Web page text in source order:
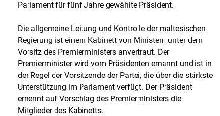
Parlament für fünf Jahre gewählte Präsident.
Die allgemeine Leitung und Kontrolle der maltesischen
Regierung ist einem Kabinett von Ministern unter dem
Vorsitz des Premierministers anvertraut. Der
Premierminister wird vom Präsidenten ernannt und ist in
der Regel der Vorsitzende der Partei, die über die stärkste
Unterstützung im Parlament verfügt. Der Präsident
ernennt auf Vorschlag des Premierministers die
Mitglieder des Kabinetts.